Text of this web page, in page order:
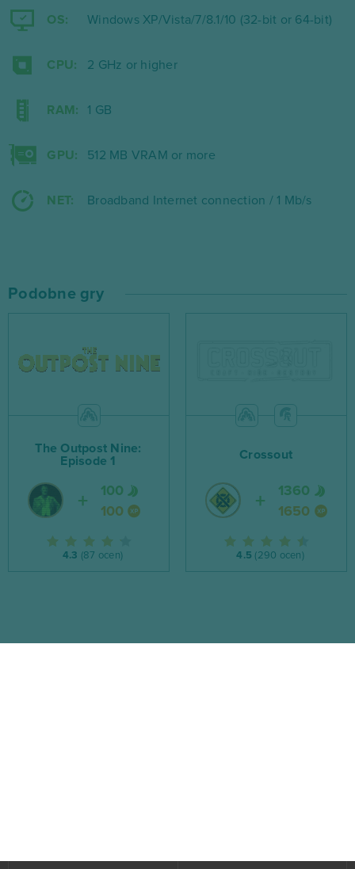
przerywniki w postaci scenek, nakręcające do dalszych
walk. Podejmij wyzwanie i ruszaj na podbój!
OS: Windows XP/Vista/7/8.1/10 (32-bit or 64-bit)
CPU: 2 GHz or higher
RAM: 1 GB
GPU: 512 MB VRAM or more
NET: Broadband Internet connection / 1 Mb/s
Podobne gry
The Outpost Nine:
Episode 1
100
100
4.3 (87 ocen)
Crossout
1360
1650
4.5 (290 ocen)